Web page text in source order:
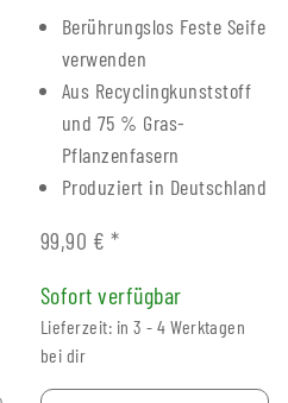
Berührungslos Feste Seife
verwenden
Aus Recyclingkunststoff
und 75 % Gras-
Pflanzenfasern
Produziert in Deutschland
99,90 € *
Sofort verfügbar
Lieferzeit: in 3 - 4 Werktagen
bei dir